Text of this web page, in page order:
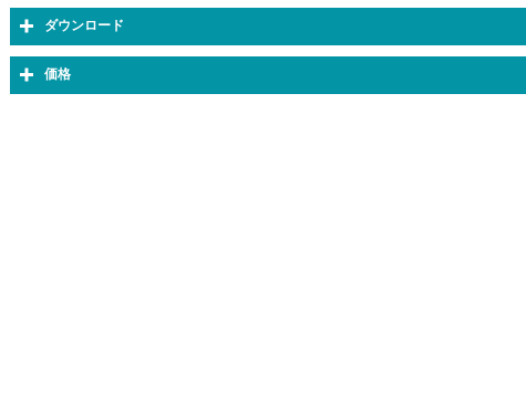
ダウンロード
価格